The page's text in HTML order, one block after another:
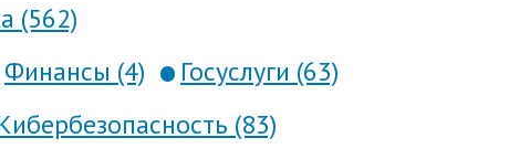
(562)
Финансы (4)
Госуслуги (63)
(83)